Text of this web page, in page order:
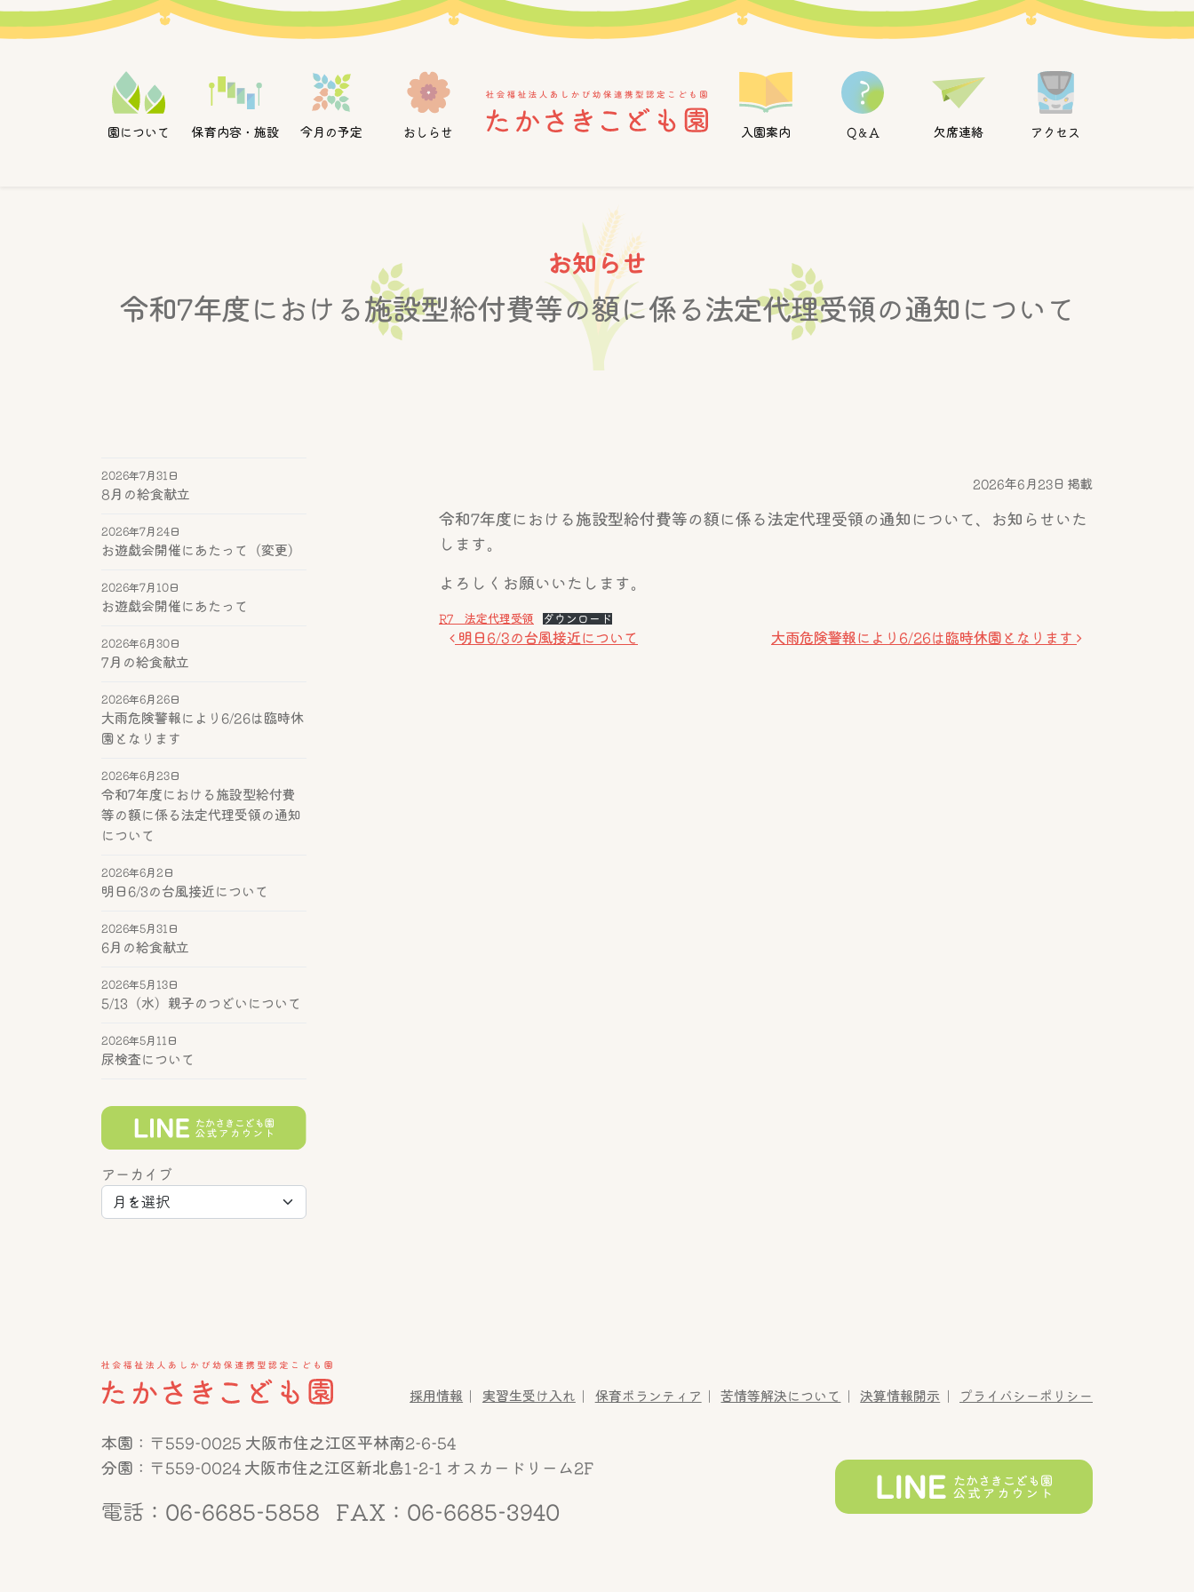
メインナビゲーション
園について 保育内容・施設 今月の予定 おしらせ 入園案内 Q＆A 欠席連絡 アクセス
お知らせ
令和7年度における施設型給付費等の額に係る法定代理受領の通知について
8月の給食献立
2026年7月31日
お遊戯会開催にあたって（変更）
2026年7月24日
お遊戯会開催にあたって
2026年7月10日
7月の給食献立
2026年6月30日
大雨危険警報により6/26は臨時休
園となります
2026年6月26日
令和7年度における施設型給付費
等の額に係る法定代理受領の通知
について
2026年6月23日
明日6/3の台風接近について
2026年6月2日
6月の給食献立
2026年5月31日
5/13（水）親子のつどいについて
2026年5月13日
尿検査について
2026年5月11日
アーカイブ
2026年6月23日 掲載
令和7年度における施設型給付費等の額に係る法定代理受領の通知について、お知らせいた
します。
よろしくお願いいたします。
R7 法定代理受領 ダウンロード
投稿ナビゲーション
明日6/3の台風接近について 大雨危険警報により6/26は臨時休園となります
採用情報 実習生受け入れ 保育ボランティア 苦情等解決について 決算情報開示 プライバシーポリシー
本園：〒559-0025 大阪市住之江区平林南2-6-54
分園：〒559-0024 大阪市住之江区新北島1-2-1 オスカードリーム2F
電話：06-6685-5858 FAX：06-6685-3940